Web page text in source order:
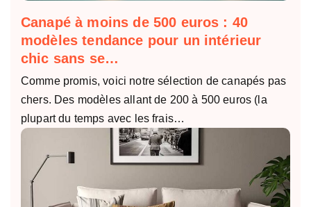
Canapé à moins de 500 euros : 40
modèles tendance pour un intérieur
chic sans se…
Comme promis, voici notre sélection de canapés pas
chers. Des modèles allant de 200 à 500 euros (la
plupart du temps avec les frais…